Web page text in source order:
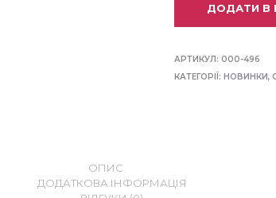
ДОДАТИ В
АРТИКУЛ: 000-496
КАТЕГОРІЇ:НОВИНКИ,
ОПИС
ДОДАТКОВА ІНФОРМАЦІЯ